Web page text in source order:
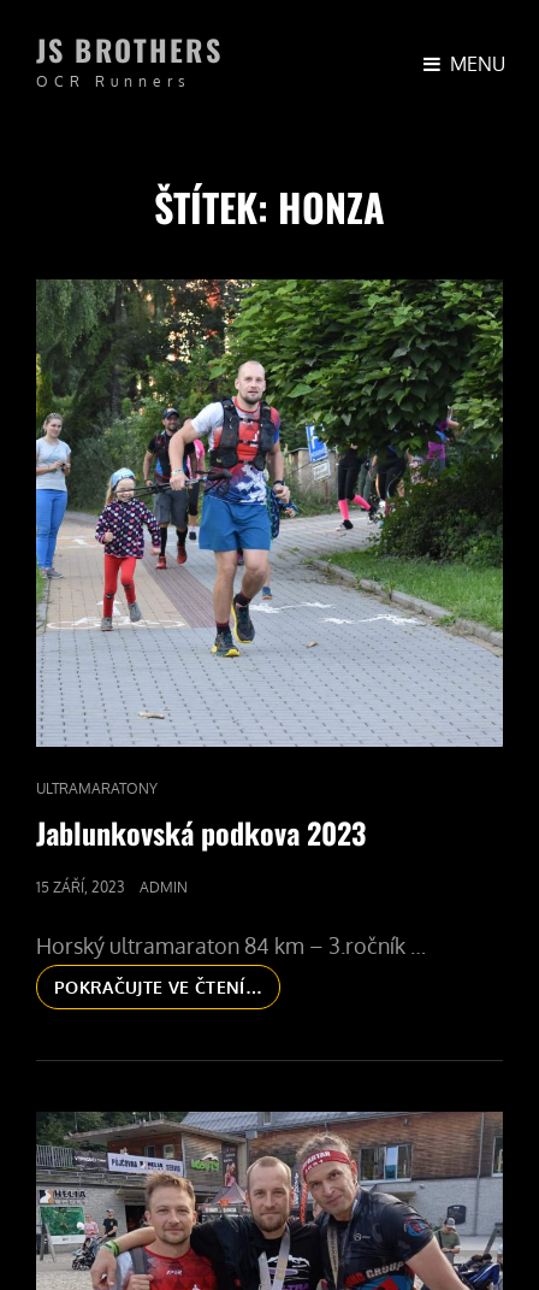
JS BROTHERS
OCR Runners
MENU
ŠTÍTEK: HONZA
CAT
LINKS
ULTRAMARATONY
Jablunkovská podkova 2023
POSTED
15 ZÁŘÍ, 2023 ADMIN
Horský ultramaraton 84 km – 3.ročník …
POKRAČUJTE VE ČTENÍ… JABLUNKOVSKÁ
PODKOVA